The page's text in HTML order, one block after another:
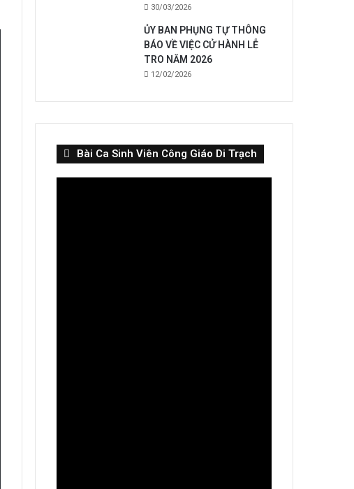
30/03/2026
ỦY BAN PHỤNG TỰ THÔNG
BÁO VỀ VIỆC CỬ HÀNH LỄ
TRO NĂM 2026
12/02/2026
Bài Ca Sinh Viên Công Giáo Di Trạch